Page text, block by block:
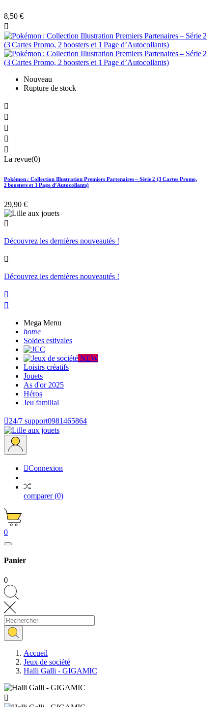
8,50 €

Nouveau
Rupture de stock





La revue(0)
Pokémon : Collection Illustration Premiers Partenaires – Série 2 (3 Cartes Promo,
2 boosters et 1 Page d’Autocollants)
29,90 €

Découvrez les dernières nouveautés !

Découvrez les dernières nouveautés !


Mega Menu
home
Soldes estivales
NEW
Loisirs créatifs
Jouets
As d'or 2025
Héros
Jeu familial
24/7 support0981465864
Connexion
comparer(0)
0
Panier
0
Accueil
Jeux de société
Halli Galli - GIGAMIC
